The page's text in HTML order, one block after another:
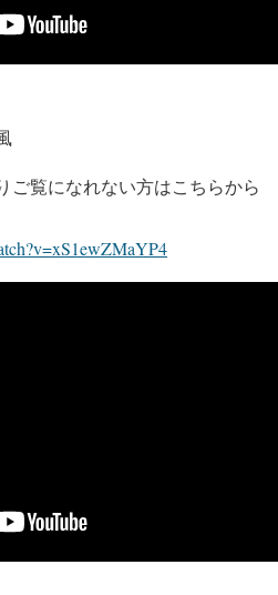
ご覧になれない方はこちらから